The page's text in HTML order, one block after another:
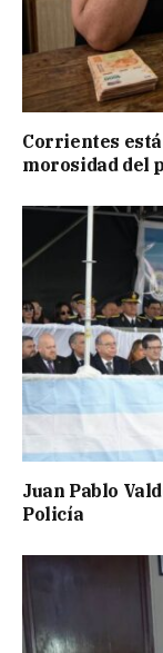
Corrientes
morosidad del
Juan Pablo
Policía